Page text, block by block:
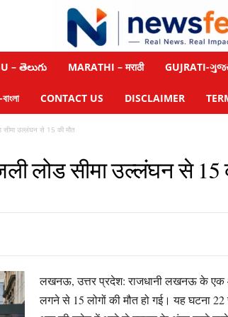
– తెలుగు MARATHI – मराठी GUJRATI-
CONTACT US DISCLAIMER
उल्लंघन से 15 की मौत
लोड सीमा उल्लंघन से 15
लखनऊ, उत्तर प्रदेश: राजधानी लखनऊ के एक
लगने से 15 लोगों की मौत हो गई। यह घटना